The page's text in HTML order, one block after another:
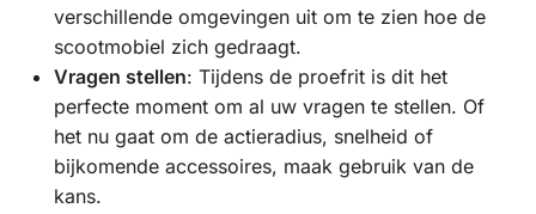
verschillende omgevingen uit om te zien hoe de
scootmobiel zich gedraagt.
Vragen stellen: Tijdens de proefrit is dit het
perfecte moment om al uw vragen te stellen. Of
het nu gaat om de actieradius, snelheid of
bijkomende accessoires, maak gebruik van de
kans.